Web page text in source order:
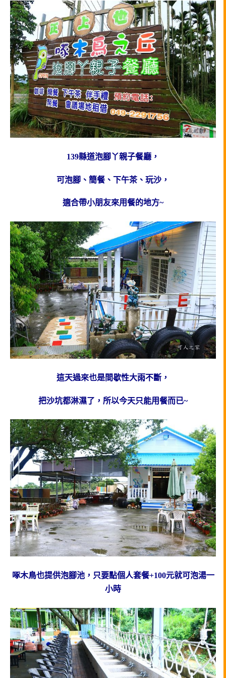
139縣道泡腳丫親子餐廳，
可泡腳、簡餐、下午茶、玩沙，
適合帶小朋友來用餐的地方~
這天過來也是間歇性大雨不斷，
把沙坑都淋濕了，所以今天只能用餐而已~
啄木鳥也提供泡腳池，只要點個人套餐+100元就可泡湯一
小時